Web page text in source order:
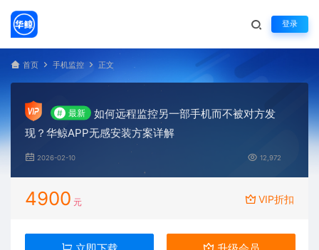
登录
首页 手机监控 正文
# 最新
如何远程监控另一部手机而不被对方发
现？华鲸APP无感安装方案详解
2026-02-10 12,972
4900 元 VIP折扣